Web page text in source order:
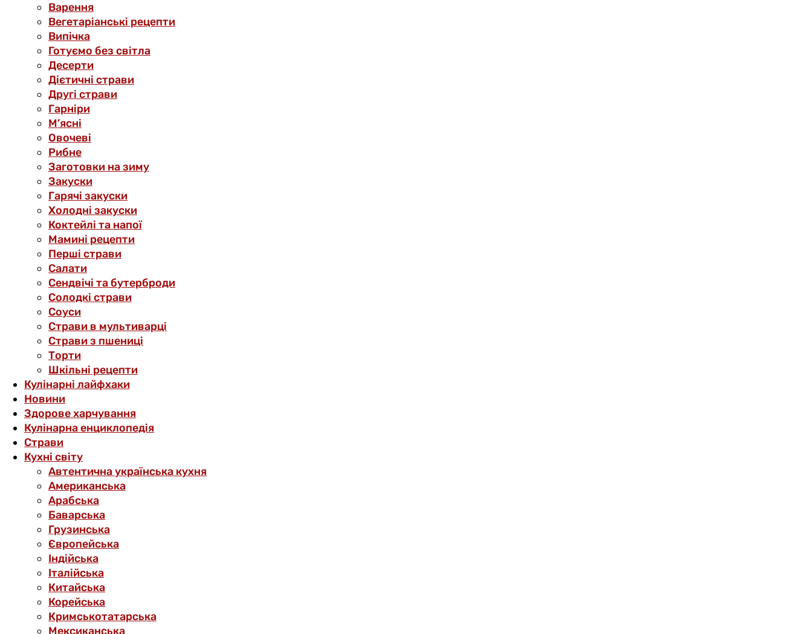
Варення
Вегетаріанські рецепти
Випічка
Готуємо без світла
Десерти
Дієтичні страви
Другі страви
Гарніри
М’ясні
Овочеві
Рибне
Заготовки на зиму
Закуски
Гарячі закуски
Холодні закуски
Коктейлі та напої
Мамині рецепти
Перші страви
Салати
Сендвічі та бутерброди
Солодкі страви
Соуси
Страви в мультиварці
Страви з пшениці
Торти
Шкільні рецепти
Кулінарні лайфхаки
Новини
Здорове харчування
Кулінарна енциклопедія
Страви
Кухні світу
Автентична українська кухня
Американська
Арабська
Баварська
Грузинська
Європейська
Індійська
Італійська
Китайська
Корейська
Кримськотатарська
Мексиканська